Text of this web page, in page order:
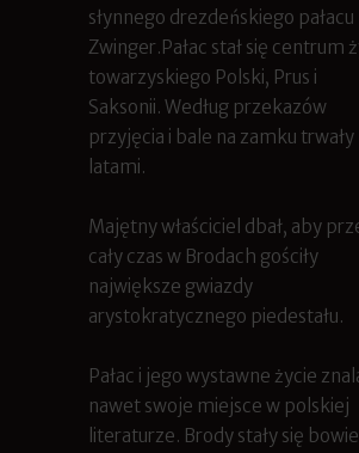
słynnego drezdeńskiego pałacu
Zwinger.Pałac stał się centrum
towarzyskiego Polski, Prus i
Saksonii. Według przekazów
przyjęcia i bale na zamku trwały
latami.
Majętny właściciel dbał, aby
cały czas w Brodach gościły
największe gwiazdy
arystokratycznego piedestału.
Pałac i jego wystawne życie
nawet swoje miejsce w polskiej
literaturze. Brody stały się